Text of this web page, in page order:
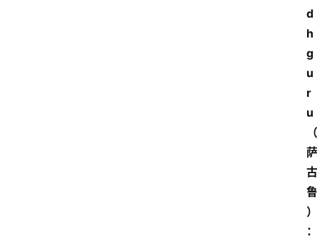
d
h
g
u
r
u
（
萨
古
鲁
）
：